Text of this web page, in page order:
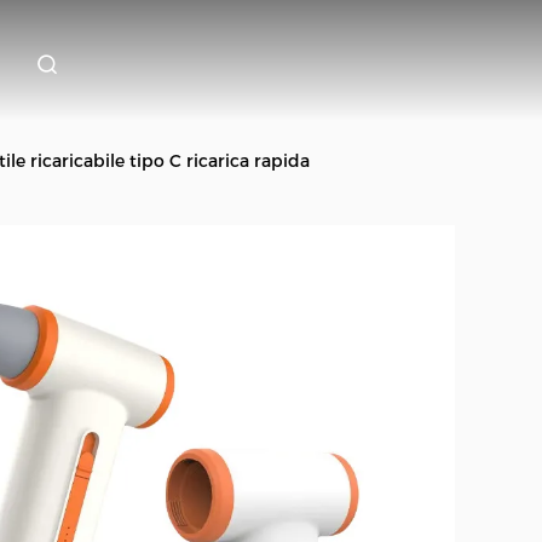
ricaricabile tipo C ricarica rapida